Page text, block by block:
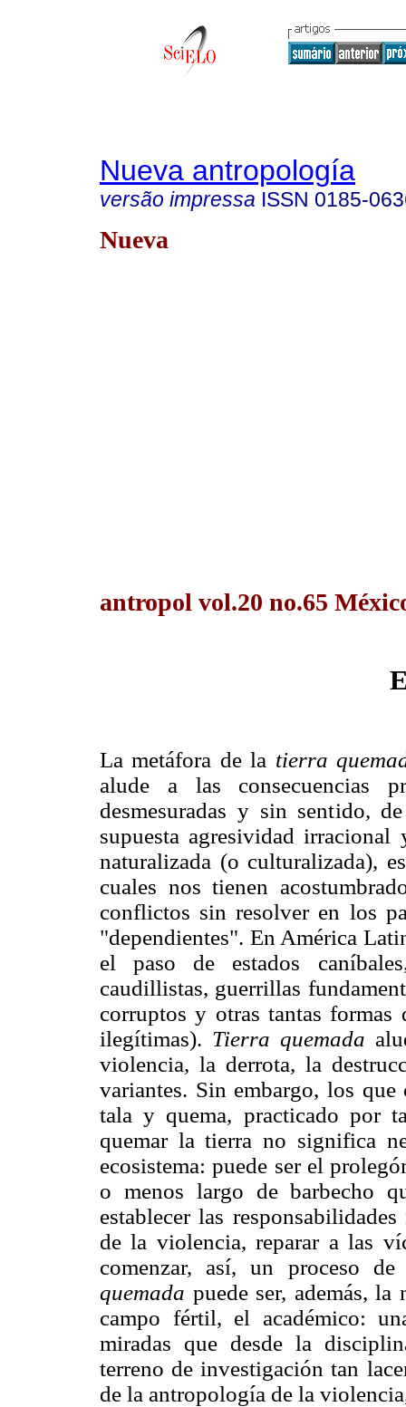
Nueva antropología
versão impressa ISSN 0185-
Nueva
antropol vol.20 no.65
La metáfora de la tierra
alude a las consecuencias
desmesuradas y sin sentido,
supuesta agresividad
naturalizada (o culturalizada),
cuales nos tienen
conflictos sin resolver en los
"dependientes". En América
el paso de estados
caudillistas, guerrillas
corruptos y otras tantas
ilegítimas). Tierra quemada
violencia, la derrota, la
variantes. Sin embargo, los
tala y quema, practicado por
quemar la tierra no significa
ecosistema: puede ser el
o menos largo de barbecho
establecer las
de la violencia, reparar a las
comenzar, así, un proceso
quemada puede ser, además,
campo fértil, el académico:
miradas que desde la
terreno de investigación tan
de la antropología de la